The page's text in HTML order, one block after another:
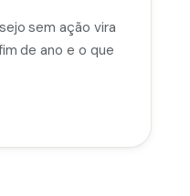
sem ação vira
de ano e o que